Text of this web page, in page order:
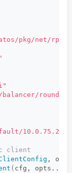
pkg/net/rpc/
client
,
( cfg, opts...